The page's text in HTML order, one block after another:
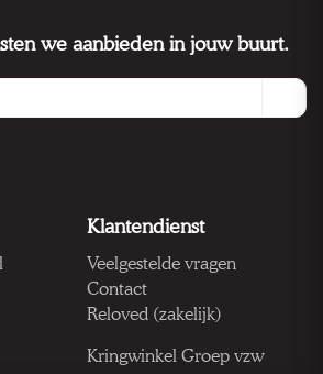
we aanbieden in jouw buurt.
Klantendienst
Veelgestelde vragen
Contact
Reloved (zakelijk)
Kringwinkel Groep vzw